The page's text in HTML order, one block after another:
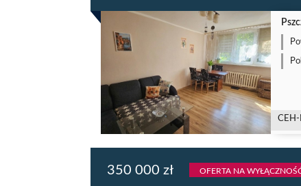
350 000 zł OFERTA NA